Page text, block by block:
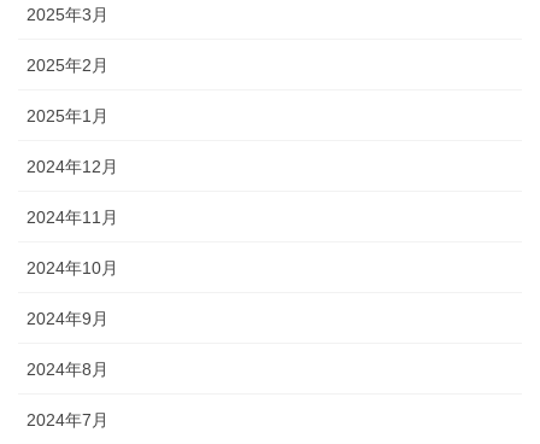
2025年3月
2025年2月
2025年1月
2024年12月
2024年11月
2024年10月
2024年9月
2024年8月
2024年7月